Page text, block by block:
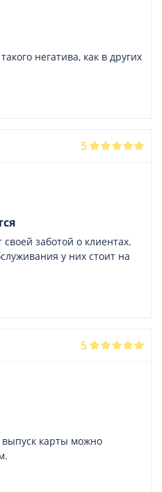
негатива, как в других
5
заботой о клиентах.
у них стоит на
5
карты можно